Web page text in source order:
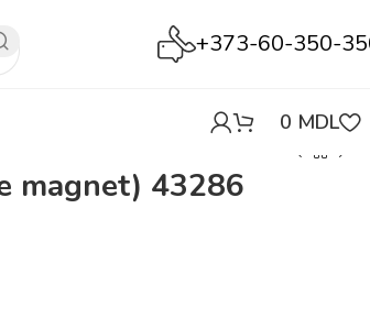
+373-60-350-
0 MDL
magnet) 43286